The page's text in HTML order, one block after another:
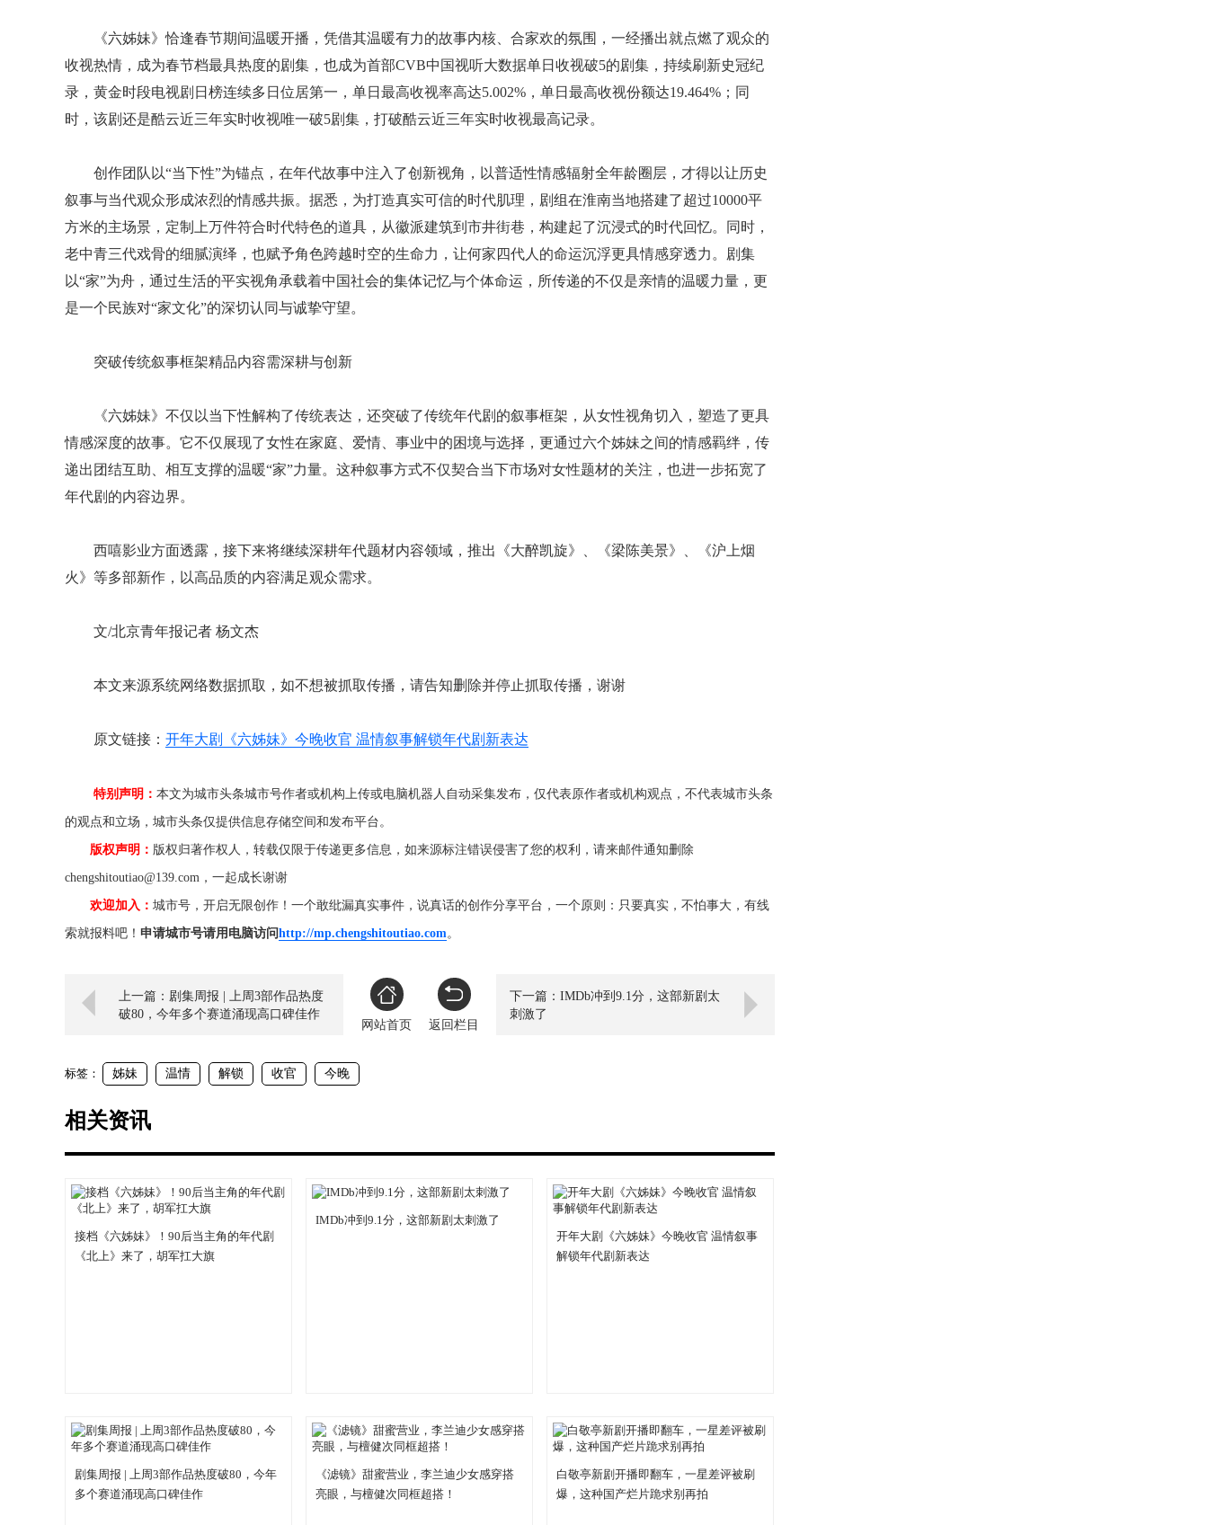
《六姊妹》恰逢春节期间温暖开播，凭借其温暖有力的故事内核、合家欢的氛围，一经播出就点燃了观众的
收视热情，成为春节档最具热度的剧集，也成为首部CVB中国视听大数据单日收视破5的剧集，持续刷新史冠纪
录，黄金时段电视剧日榜连续多日位居第一，单日最高收视率高达5.002%，单日最高收视份额达19.464%；同
时，该剧还是酷云近三年实时收视唯一破5剧集，打破酷云近三年实时收视最高记录。
创作团队以“当下性”为锚点，在年代故事中注入了创新视角，以普适性情感辐射全年龄圈层，才得以让历史
叙事与当代观众形成浓烈的情感共振。据悉，为打造真实可信的时代肌理，剧组在淮南当地搭建了超过10000平
方米的主场景，定制上万件符合时代特色的道具，从徽派建筑到市井街巷，构建起了沉浸式的时代回忆。同时，
老中青三代戏骨的细腻演绎，也赋予角色跨越时空的生命力，让何家四代人的命运沉浮更具情感穿透力。剧集
以“家”为舟，通过生活的平实视角承载着中国社会的集体记忆与个体命运，所传递的不仅是亲情的温暖力量，更
是一个民族对“家文化”的深切认同与诚挚守望。
突破传统叙事框架精品内容需深耕与创新
《六姊妹》不仅以当下性解构了传统表达，还突破了传统年代剧的叙事框架，从女性视角切入，塑造了更具
情感深度的故事。它不仅展现了女性在家庭、爱情、事业中的困境与选择，更通过六个姊妹之间的情感羁绊，传
递出团结互助、相互支撑的温暖“家”力量。这种叙事方式不仅契合当下市场对女性题材的关注，也进一步拓宽了
年代剧的内容边界。
西嘻影业方面透露，接下来将继续深耕年代题材内容领域，推出《大醉凯旋》、《梁陈美景》、《沪上烟
火》等多部新作，以高品质的内容满足观众需求。
文/北京青年报记者 杨文杰
本文来源系统网络数据抓取，如不想被抓取传播，请告知删除并停止抓取传播，谢谢
原文链接： 开年大剧《六姊妹》今晚收官 温情叙事解锁年代剧新表达
特别声明： 本文为城市头条城市号作者或机构上传或电脑机器人自动采集发布，仅代表原作者或机构观点，不代表城市头条
的观点和立场，城市头条仅提供信息存储空间和发布平台。
版权声明： 版权归著作权人，转载仅限于传递更多信息，如来源标注错误侵害了您的权利，请来邮件通知删除
chengshitoutiao@139.com，一起成长谢谢
欢迎加入： 城市号，开启无限创作！一个敢纰漏真实事件，说真话的创作分享平台，一个原则：只要真实，不怕事大，有线
索就报料吧！ 申请城市号请用电脑访问http://mp.chengshitoutiao.com。
上一篇：剧集周报 | 上周3部作品热度
破80，今年多个赛道涌现高口碑佳作
网站首页
返回栏目
下一篇：IMDb冲到9.1分，这部新剧太
刺激了
标签： 姊妹 温情 解锁 收官 今晚
相关资讯
接档《六姊妹》！90后当主角的年代剧
《北上》来了，胡军扛大旗
IMDb冲到9.1分，这部新剧太刺激了
开年大剧《六姊妹》今晚收官 温情叙事
解锁年代剧新表达
剧集周报 | 上周3部作品热度破80，今年
多个赛道涌现高口碑佳作
《滤镜》甜蜜营业，李兰迪少女感穿搭
亮眼，与檀健次同框超搭！
白敬亭新剧开播即翻车，一星差评被刷
爆，这种国产烂片跪求别再拍